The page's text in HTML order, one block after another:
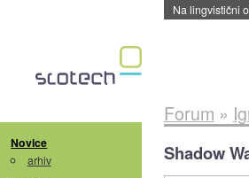
Na lingvistični
Novice
arhiv
Forum »
Shadow